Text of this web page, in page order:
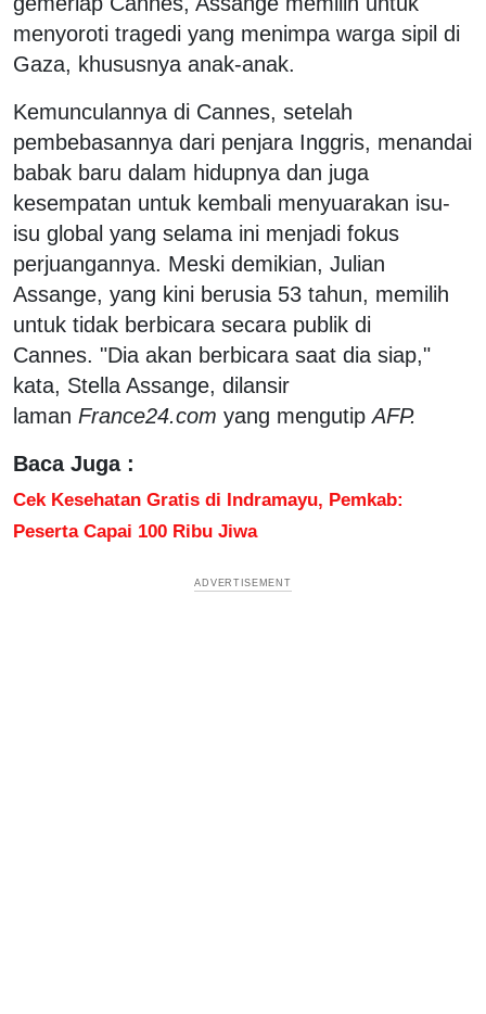
menyoroti tragedi yang menimpa warga sipil di
Gaza, khususnya anak-anak.
Kemunculannya di Cannes, setelah
pembebasannya dari penjara Inggris, menandai
babak baru dalam hidupnya dan juga
kesempatan untuk kembali menyuarakan isu-
isu global yang selama ini menjadi fokus
perjuangannya. Meski demikian, Julian
Assange, yang kini berusia 53 tahun, memilih
untuk tidak berbicara secara publik di
Cannes. "Dia akan berbicara saat dia siap,"
kata, Stella Assange, dilansir
laman France24.com yang mengutipAFP.
Baca Juga :
Cek Kesehatan Gratis di Indramayu, Pemkab:
Peserta Capai 100 Ribu Jiwa